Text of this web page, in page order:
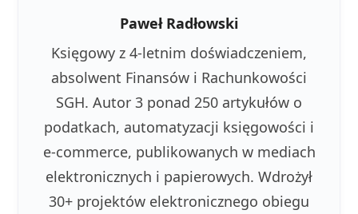
Paweł Radłowski
Księgowy z 4-letnim doświadczeniem,
absolwent Finansów i Rachunkowości
SGH. Autor 3 ponad 250 artykułów o
podatkach, automatyzacji księgowości i
e-commerce, publikowanych w mediach
elektronicznych i papierowych. Wdrożył
30+ projektów elektronicznego obiegu